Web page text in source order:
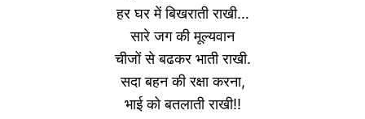
हर घर में बिखराती राखी…
सारे जग की मूल्यवान
चीजों से बढकर भाती राखी.
सदा बहन की रक्षा करना,
भाई को बतलाती राखी!!